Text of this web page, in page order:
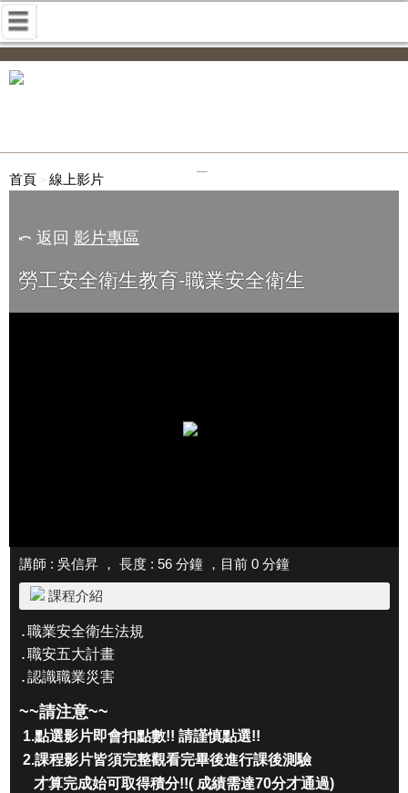
首頁 線上影片
⤺ 返回 影片專區
勞工安全衛生教育-職業安全衛生
講師 : 吳信昇 ， 長度 : 56 分鐘 ，目前 0 分鐘
課程介紹
․職業安全衛生法規
․職安五大計畫
․認識職業災害
~~請注意~~
1.點選影片即會扣點數!! 請謹慎點選!!
2.課程影片皆須完整觀看完畢後進行課後測驗
才算完成始可取得積分!!( 成績需達70分才通過)